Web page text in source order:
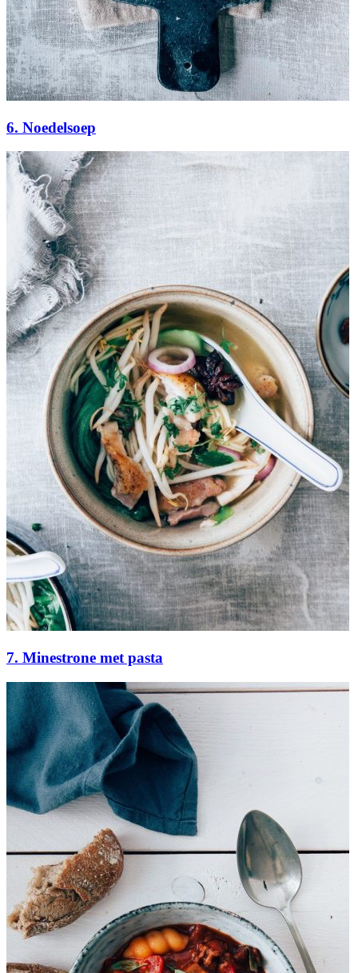
6. Noedelsoep
7. Minestrone met pasta